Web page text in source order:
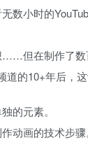
数小时的
……但在制作了数
道的10+年后，
的元素。
动画的技术步骤